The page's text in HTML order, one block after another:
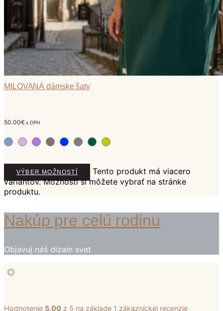
MILOVANÁ dámske šaty
50.00€ s DPH
VÝBER MOŽNOSTÍ
Tento produkt má viacero
variantov. Možnosti si môžete vybrať na stránke
produktu.
Nakúp pre celú rodinu
Objavuj náš dizain svet
Hodnotenie 5.00 z 5 na základe 1 zákazníckej recenzie